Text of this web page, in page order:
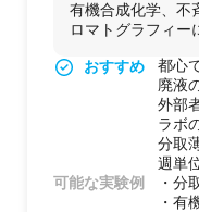
有機合成化学、不
ロマトグラフィー
おすすめ
都心
廃液
外部
ラボ
分取
週単
可能な実験例
・分
・有